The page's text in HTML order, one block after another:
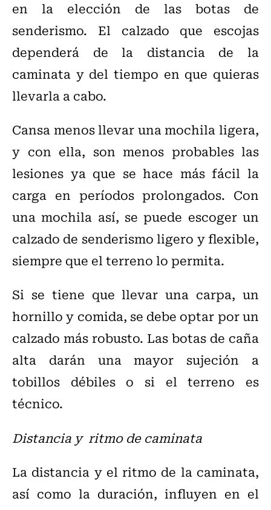
en la elección de las botas de
senderismo. El calzado que escojas
dependerá de la distancia de la
caminata y del tiempo en que quieras
llevarla a cabo.
Cansa menos llevar una mochila ligera,
y con ella, son menos probables las
lesiones ya que se hace más fácil la
carga en períodos prolongados. Con
una mochila así, se puede escoger un
calzado de senderismo ligero y flexible,
siempre que el terreno lo permita.
Si se tiene que llevar una carpa, un
hornillo y comida, se debe optar por un
calzado más robusto. Las botas de caña
alta darán una mayor sujeción a
tobillos débiles o si el terreno es
técnico.
Distancia y ritmo de caminata
La distancia y el ritmo de la caminata,
así como la duración, influyen en el